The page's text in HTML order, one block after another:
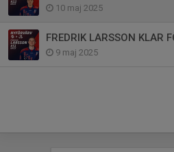
10 maj 2025
FREDRIK LARSSON KLAR
9 maj 2025